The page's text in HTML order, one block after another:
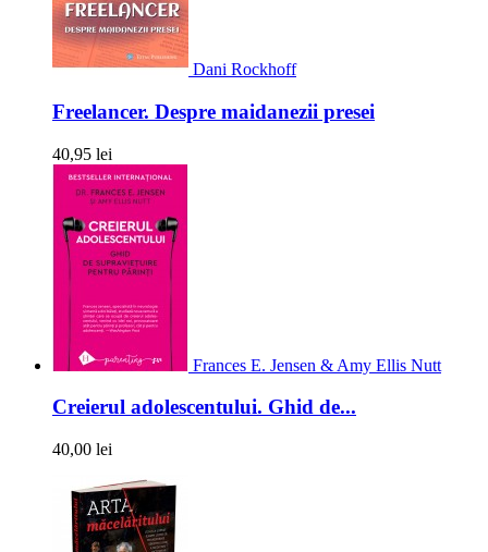
Dani Rockhoff
Freelancer. Despre maidanezii presei
40,95 lei
Frances E. Jensen & Amy Ellis Nutt
Creierul adolescentului. Ghid de...
40,00 lei